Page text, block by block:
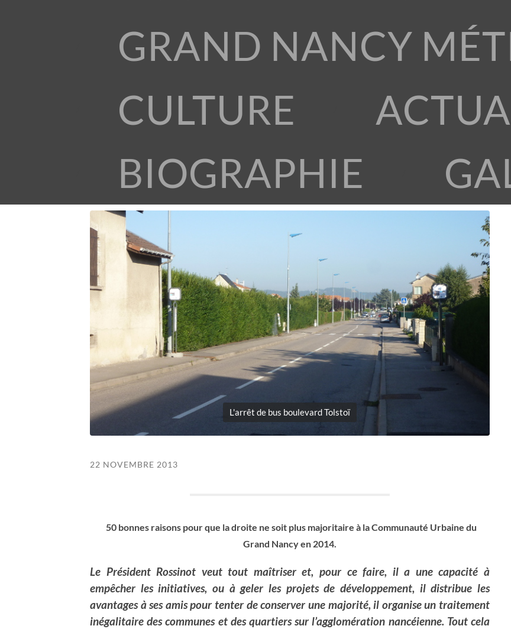
GRAND NANCY
CULTURE
BIOGRAPHIE
L'arrêt de bus boulevard Tolstoï
22 NOVEMBRE 2013
50 bonnes raisons pour que la droite ne soit plus majoritaire à la Communauté Urbaine du
Grand Nancy en 2014.
Le Président Rossinot veut tout maîtriser et, pour ce faire, il a une capacité à
empêcher les initiatives, ou à geler les projets de développement, il distribue les
avantages à ses amis pour tenter de conserver une majorité, il organise un traitement
inégalitaire des communes et des quartiers sur l’agglomération nancéienne. Tout cela